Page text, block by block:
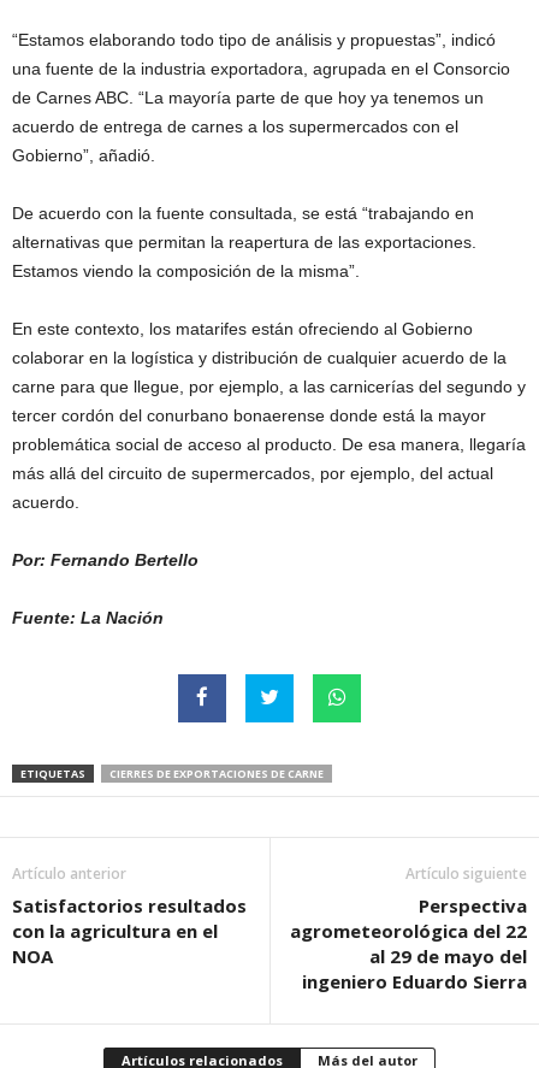
“Estamos elaborando todo tipo de análisis y propuestas”, indicó
una fuente de la industria exportadora, agrupada en el Consorcio
de Carnes ABC. “La mayoría parte de que hoy ya tenemos un
acuerdo de entrega de carnes a los supermercados con el
Gobierno”, añadió.
De acuerdo con la fuente consultada, se está “trabajando en
alternativas que permitan la reapertura de las exportaciones.
Estamos viendo la composición de la misma”.
En este contexto, los matarifes están ofreciendo al Gobierno
colaborar en la logística y distribución de cualquier acuerdo de la
carne para que llegue, por ejemplo, a las carnicerías del segundo y
tercer cordón del conurbano bonaerense donde está la mayor
problemática social de acceso al producto. De esa manera, llegaría
más allá del circuito de supermercados, por ejemplo, del actual
acuerdo.
Por: Fernando Bertello
Fuente: La Nación
ETIQUETAS CIERRES DE EXPORTACIONES DE CARNE
Artículo anterior
Satisfactorios resultados
con la agricultura en el
NOA
Artículo siguiente
Perspectiva
agrometeorológica del 22
al 29 de mayo del
ingeniero Eduardo Sierra
Artículos relacionados Más del autor